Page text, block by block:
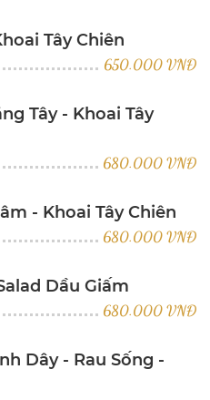
Tây Chiên
650.000 VNĐ
Tây - Khoai Tây
680.000 VNĐ
- Khoai Tây Chiên
680.000 VNĐ
Dầu Giấm
680.000 VNĐ
Dây - Rau Sống -